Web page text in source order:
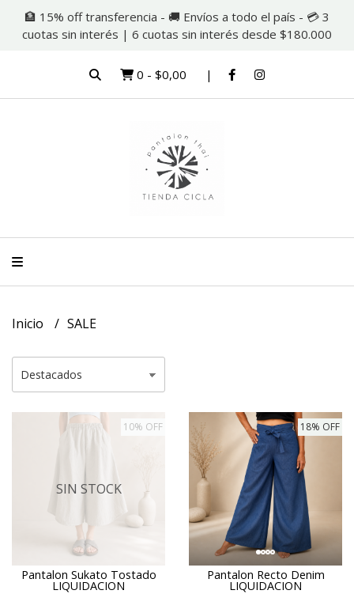
🏦 15% off transferencia - 🚚 Envíos a todo el país - 💳 3
cuotas sin interés | 6 cuotas sin interés desde $180.000
0 - $0,00
Inicio SALE
10% OFF
SIN STOCK
Pantalon Sukato Tostado
LIQUIDACION
18% OFF
Pantalon Recto Denim
LIQUIDACION